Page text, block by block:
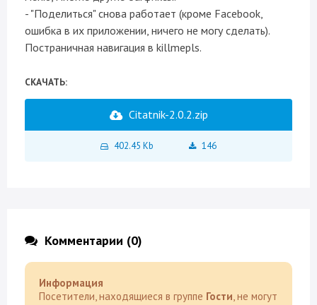
- "Поделиться" снова работает (кроме Facebook,
ошибка в их приложении, ничего не могу сделать).
Постраничная навигация в killmepls.
СКАЧАТЬ:
Citatnik-2.0.2.zip
402.45 Kb 146
Комментарии (0)
Информация
Посетители, находящиеся в группе Гости, не могут